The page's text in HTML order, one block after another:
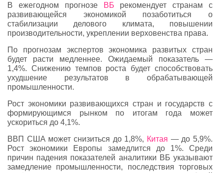
В ежегодном прогнозе
ВБ рекомендует странам с
развивающейся экономикой позаботиться о
стабилизации делового климата, повышении
производительности, укреплении верховенства права.
По прогнозам экспертов экономика развитых стран
будет расти медленнее. Ожидаемый показатель —
1,4%. Снижению темпов роста будет способствовать
ухудшение результатов в обрабатывающей
промышленности.
Рост экономики развивающихся стран и государств с
формирующимся рынком по итогам года может
ускориться до 4,1%.
ВВП США может снизиться до 1,8%, Китая — до 5,9%.
Рост экономики Европы замедлится до 1%. Среди
причин падения показателей аналитики ВБ указывают
замедление промышленности, последствия торговых